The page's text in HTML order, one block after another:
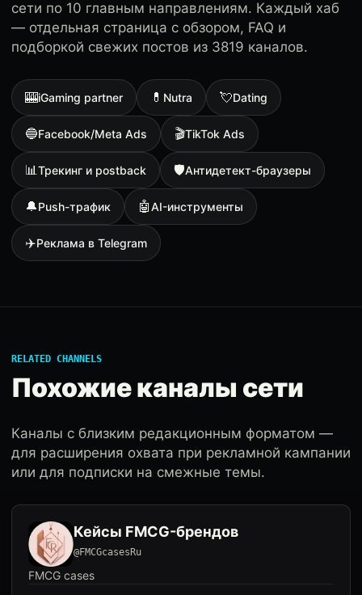
сети по 10 главным направлениям. Каждый хаб
— отдельная страница с обзором, FAQ и
подборкой свежих постов из 3819 каналов.
🎰iGaming partner 💊 Nutra 💘Dating
🔵Facebook/Meta Ads 🎬TikTok Ads
📊Трекинг и postback 🛡Антидетект-браузеры
🔔Push-трафик 🤖AI-инструменты
✈️Реклама в Telegram
RELATED CHANNELS
Похожие каналы сети
Каналы с близким редакционным форматом —
для расширения охвата при рекламной кампании
или для подписки на смежные темы.
Кейсы FMCG-брендов
@FMCGcasesRu
FMCG cases